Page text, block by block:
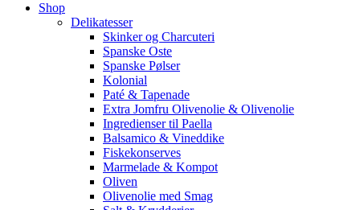
Shop
Delikatesser
Skinker og Charcuteri
Spanske Oste
Spanske Pølser
Kolonial
Paté & Tapenade
Extra Jomfru Olivenolie & Olivenolie
Ingredienser til Paella
Balsamico & Vineddike
Fiskekonserves
Marmelade & Kompot
Oliven
Olivenolie med Smag